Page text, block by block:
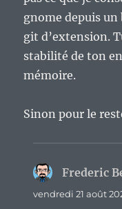
gnome depuis un
git d’extension.
stabilité de ton
mémoire.
Sinon pour le
Frederic
vendredi 21 août